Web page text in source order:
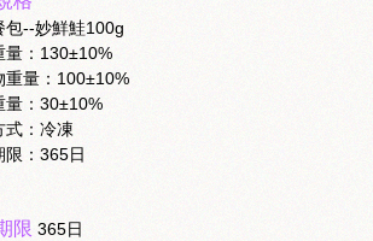
包--妙鮮鮭100g
量：130±10%
重量：100±10%
量：30±10%
式：冷凍
限：365日
限 365日